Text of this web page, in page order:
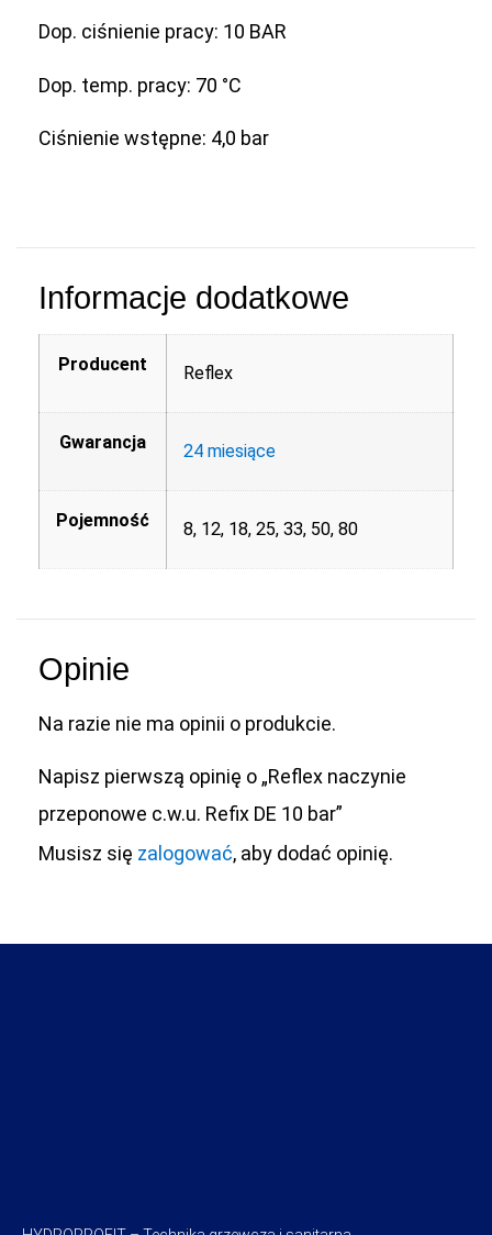
Dop. ciśnienie pracy: 10 BAR
Dop. temp. pracy: 70 °C
Ciśnienie wstępne: 4,0 bar
Informacje dodatkowe
Producent Reflex
Gwarancja 24 miesiące
Pojemność 8, 12, 18, 25, 33, 50, 80
Opinie
Na razie nie ma opinii o produkcie.
Napisz pierwszą opinię o „Reflex naczynie
przeponowe c.w.u. Refix DE 10 bar”
Musisz się zalogować, aby dodać opinię.